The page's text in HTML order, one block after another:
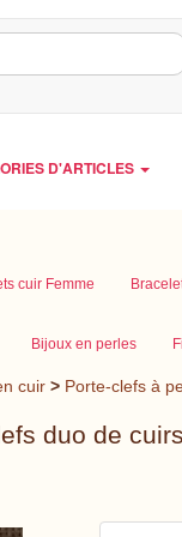
D'ARTICLES
cuir Femme
Bijoux en perles
cuir > Porte-clefs à
duo de